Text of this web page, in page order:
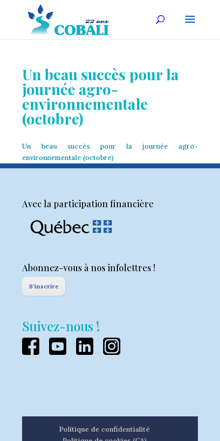
Un beau succès pour la
journée agro-
environnementale
(octobre)
Un beau succès pour la journée agro-
environnementale (octobre)
Avec la participation financière
Abonnez-vous à nos infolettres !
S'inscrire
Suivez-nous !
Politique de confidentialité